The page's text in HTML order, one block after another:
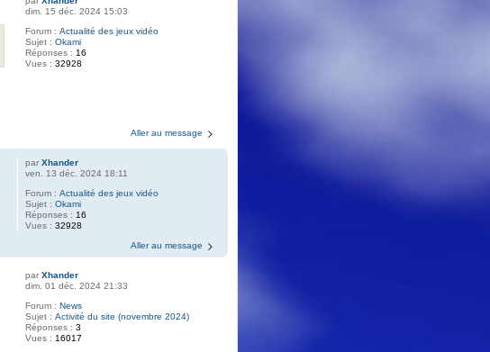
dim. 15 déc. 2024 15:03
Forum :Actualité des jeux vidéo
Sujet :Okami
Réponses : 16
Vues :32928
Aller au message
parXhander
ven. 13 déc. 2024 18:11
Forum :Actualité des jeux vidéo
Sujet :Okami
Réponses : 16
Vues :32928
Aller au message
parXhander
dim. 01 déc. 2024 21:33
Forum : News
Sujet :Activité du site (novembre 2024)
Réponses :3
Vues :16017